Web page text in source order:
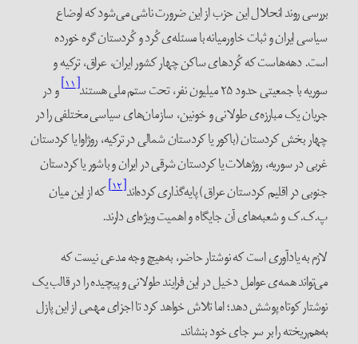
بررسی روند انحلال این حزب از این ضرورت ناشی می‌شود که اوضاع
سیاسی ایران و ثبات خاورمیانه با مسئله‌ی کُرد و کُردستان گره خورده
است. دهه‌هاست که کُردهای ساکن چهار کشور ایران، عراق، ترکیه و
سوریه با جمعیتی حدود ۲۵ میلیون نفر، تحت ستم ملی هستند
[۱۱]
و در
جریان یک مبارزه‌ی طولانی و خونین، سازمان‌های سیاسی مختلفی را در
چهار بخش‌ کردستان (باکور یا کردستان شمالی در ترکیه، روژاوا یا کردستان
غربی در سوریه، روژهلات یا کردستان شرقی در ایران و باشور یا کردستان
جنوبی در اقلیم کردستان عراق) پایه‌گذاری کرده‌اند[۱۲]
که از این میان
پ.ک.ک و شعبه‌های آن جایگاه و اهمیت ویژه‌ای دارند.
لازم به یادآوری است که نوشتار حاضر، به‌هیچ وجه مدعی نیست که
می‌تواند همه‌ی عوامل دخیل در این فرایند طولانی و پیچیده را در قالب یک
نوشتار کوتاه پوشش دهد؛ اما تلاش خواهد کرد تا اجزای مهمی از این پازل
به‌هم‌ریخته را بر سر جای خود بنشاند.